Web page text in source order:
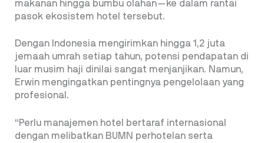
makanan hingga bumbu olahan—ke dalam rantai
pasok ekosistem hotel tersebut.
Dengan Indonesia mengirimkan hingga 1,2 juta
jemaah umrah setiap tahun, potensi pendapatan di
luar musim haji dinilai sangat menjanjikan. Namun,
Erwin mengingatkan pentingnya pengelolaan yang
profesional.
“Perlu manajemen hotel bertaraf internasional
dengan melibatkan BUMN perhotelan serta